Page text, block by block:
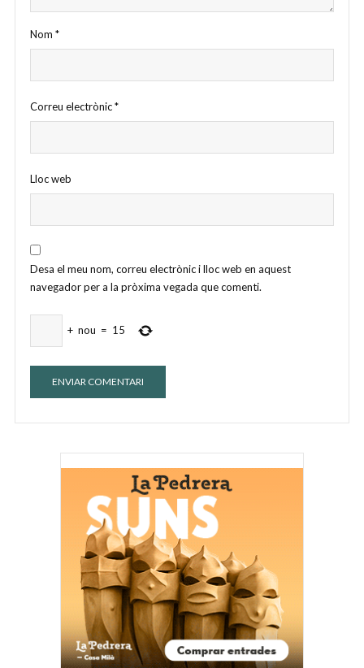
Nom *
Correu electrònic*
Lloc web
Desa el meu nom, correu electrònic i lloc web en aquest
navegador per a la pròxima vegada que comenti.
+ nou = 15